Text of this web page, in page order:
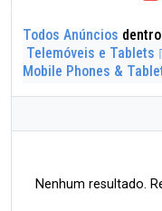
Todos Anúncios dentro
Telemóveis e Tablets
Mobile Phones &
Nenhum resultado.